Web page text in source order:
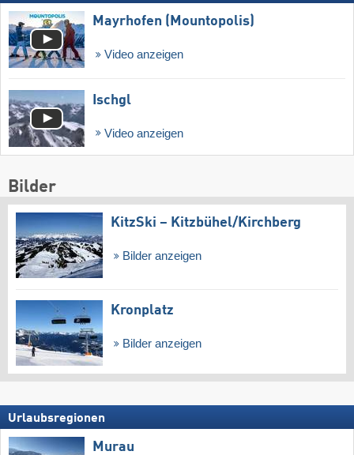
Mayrhofen (Mountopolis)
Video anzeigen
Ischgl
Video anzeigen
Bilder
KitzSki – Kitzbühel/​Kirchberg
Bilder anzeigen
Kronplatz
Bilder anzeigen
Urlaubsregionen
Murau